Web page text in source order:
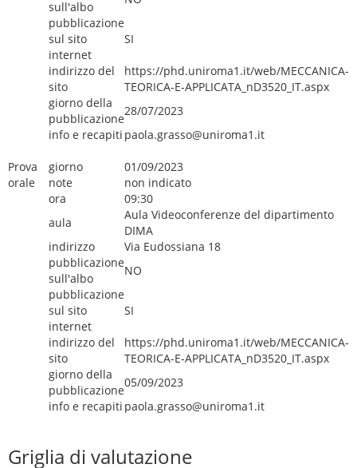
sull'albo
pubblicazione
sul sito
internet
SI
indirizzo del
sito
https://phd.uniroma1.it/web/MECCANICA-
TEORICA-E-APPLICATA_nD3520_IT.aspx
giorno della
pubblicazione
28/07/2023
info e recapiti paola.grasso@uniroma1.it
Prova
orale
giorno
01/09/2023
note
non indicato
ora
09:30
aula
Aula Videoconferenze del dipartimento
DIMA
indirizzo
Via Eudossiana 18
pubblicazione
sull'albo
NO
pubblicazione
sul sito
internet
SI
indirizzo del
sito
https://phd.uniroma1.it/web/MECCANICA-
TEORICA-E-APPLICATA_nD3520_IT.aspx
giorno della
pubblicazione
05/09/2023
info e recapiti paola.grasso@uniroma1.it
Griglia di valutazione